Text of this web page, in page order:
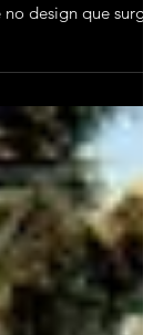
retrofit é uma
design que